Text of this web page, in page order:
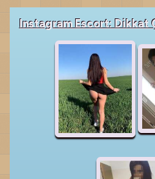
Instagram Escort: Dikkat